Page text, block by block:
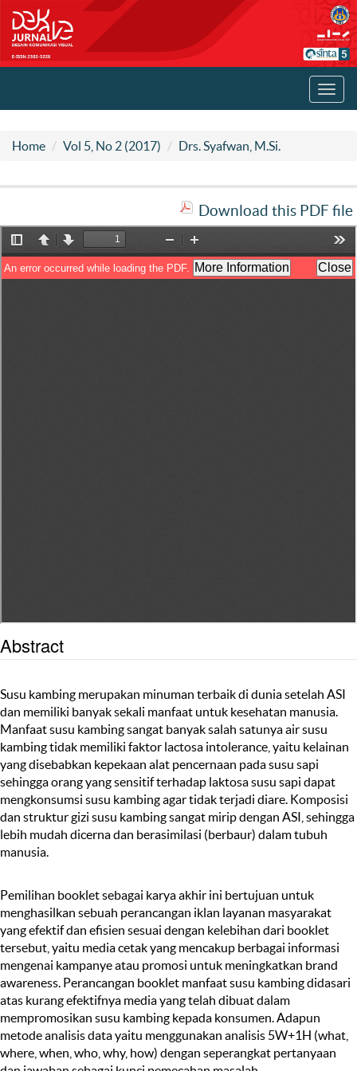
Home Vol 5, No 2 (2017) Drs. Syafwan, M.Si.
Download this PDF file
Abstract
Susu kambing merupakan minuman terbaik di dunia setelah ASI
dan memiliki banyak sekali manfaat untuk kesehatan manusia.
Manfaat susu kambing sangat banyak salah satunya air susu
kambing tidak memiliki faktor lactosa intolerance, yaitu kelainan
yang disebabkan kepekaan alat pencernaan pada susu sapi
sehingga orang yang sensitif terhadap laktosa susu sapi dapat
mengkonsumsi susu kambing agar tidak terjadi diare. Komposisi
dan struktur gizi susu kambing sangat mirip dengan ASI, sehingga
lebih mudah dicerna dan berasimilasi (berbaur) dalam tubuh
manusia.
Pemilihan booklet sebagai karya akhir ini bertujuan untuk
menghasilkan sebuah perancangan iklan layanan masyarakat
yang efektif dan efisien sesuai dengan kelebihan dari booklet
tersebut, yaitu media cetak yang mencakup berbagai informasi
mengenai kampanye atau promosi untuk meningkatkan brand
awareness. Perancangan booklet manfaat susu kambing didasari
atas kurang efektifnya media yang telah dibuat dalam
mempromosikan susu kambing kepada konsumen. Adapun
metode analisis data yaitu menggunakan analisis 5W+1H (what,
where, when, who, why, how) dengan seperangkat pertanyaan